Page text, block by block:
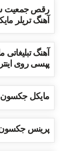
رقص جمعیت
آهنگ تریلر
آهنگ
پپسی روی
مایکل جکسون
پرینس